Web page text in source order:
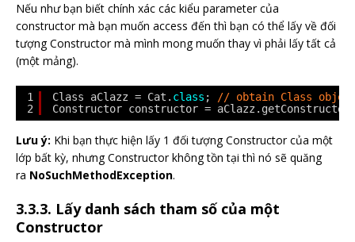
Nếu như bạn biết chính xác các kiểu parameter của
constructor mà bạn muốn access đến thì bạn có thể lấy về đối
tượng Constructor mà mình mong muốn thay vì phải lấy tất cả
(một mảng).
1
2
Class aClazz = Cat. class ;
// obtain Class
Constructor constructor =
Lưu ý: Khi bạn thực hiện lấy 1 đối tượng Constructor của một
lớp bất kỳ, nhưng Constructor không tồn tại thì nó sẽ quăng
ra NoSuchMethodException.
3.3.3. Lấy danh sách tham số của một
Constructor